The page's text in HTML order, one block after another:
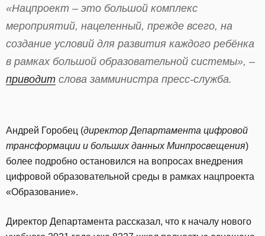
«Нацпроект – это большой комплекс
мероприятий, нацеленный, прежде всего, на
создание условий для развития каждого ребёнка
в рамках большой образовательной системы», –
приводит слова замминистра пресс-служба.
Андрей Горобец (директор Департамента цифровой
трансформации и больших данных Минпросвещения)
более подробно остановился на вопросах внедрения
цифровой образовательной среды в рамках нацпроекта
«Образование».
Директор Департамента рассказал, что к началу нового